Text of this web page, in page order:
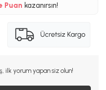
Puan kazanırsın!
ilk yorum yapan siz olun!